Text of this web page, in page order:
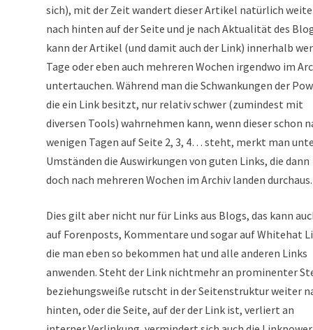
sich), mit der Zeit wandert dieser Artikel natürlich
nach hinten auf der Seite und je nach Aktualität des
kann der Artikel (und damit auch der Link) innerhalb
Tage oder eben auch mehreren Wochen irgendwo im
untertauchen. Während man die Schwankungen der
die ein Link besitzt, nur relativ schwer (zumindest mit
diversen Tools) wahrnehmen kann, wenn dieser schon
wenigen Tagen auf Seite 2, 3, 4… steht, merkt man
Umständen die Auswirkungen von guten Links, die dann
doch nach mehreren Wochen im Archiv landen durchaus.
Dies gilt aber nicht nur für Links aus Blogs, das kann
auf Forenposts, Kommentare und sogar auf Whitehat
die man eben so bekommen hat und alle anderen Links
anwenden. Steht der Link nichtmehr an prominenter
beziehungsweiße rutscht in der Seitenstruktur weiter
hinten, oder die Seite, auf der der Link ist, verliert an